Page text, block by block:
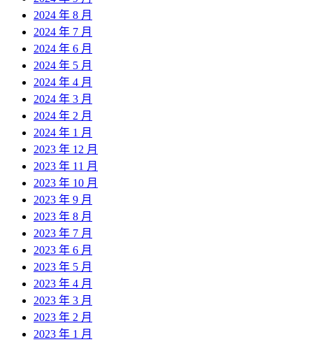
2024 年 8 月
2024 年 7 月
2024 年 6 月
2024 年 5 月
2024 年 4 月
2024 年 3 月
2024 年 2 月
2024 年 1 月
2023 年 12 月
2023 年 11 月
2023 年 10 月
2023 年 9 月
2023 年 8 月
2023 年 7 月
2023 年 6 月
2023 年 5 月
2023 年 4 月
2023 年 3 月
2023 年 2 月
2023 年 1 月